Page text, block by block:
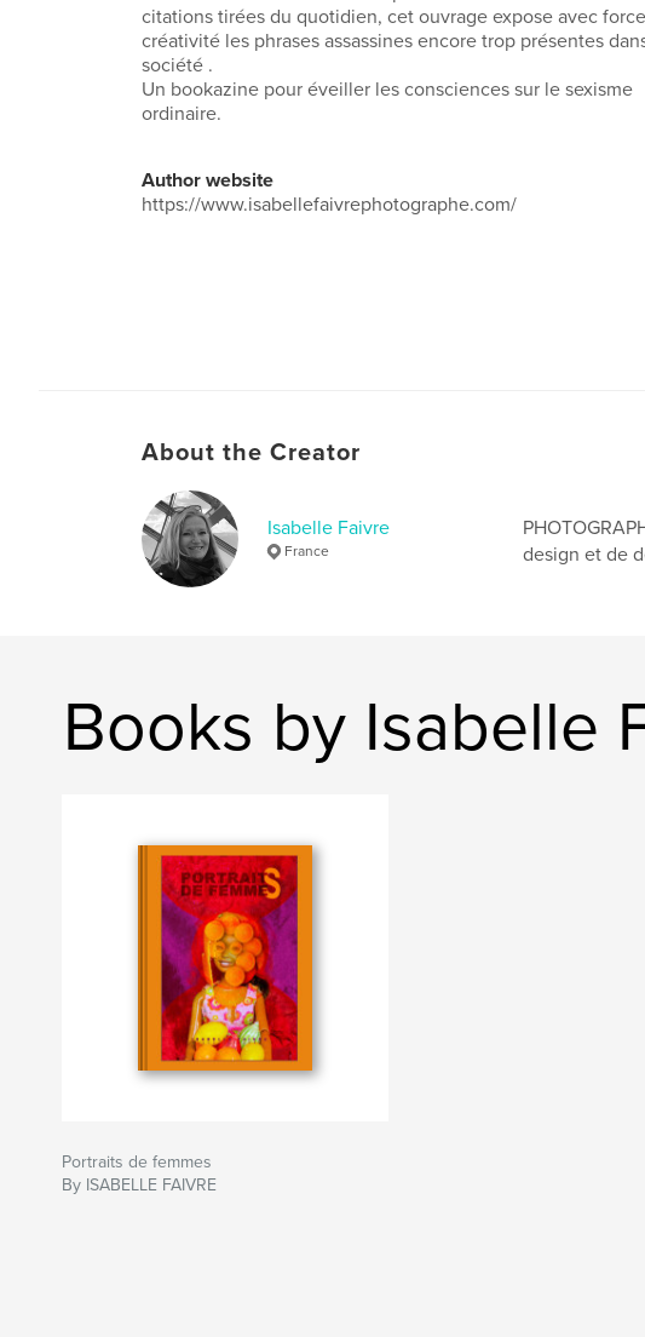
citations tirées du quotidien, cet ouvrage expose avec
créativité les phrases assassines encore trop présentes
société .
Un bookazine pour éveiller les consciences sur le sexisme
ordinaire.
Author website
https://www.isabellefaivrephotographe.com/
About the Creator
Isabelle Faivre
France
design et de
Books by Isabelle
Portraits de femmes
By ISABELLE FAIVRE